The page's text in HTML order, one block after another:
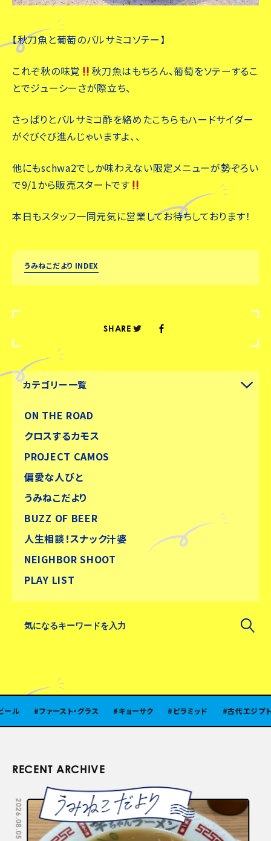
【秋刀魚と葡萄のバルサミコソテー】
これぞ秋の味覚
秋刀魚はもちろん、葡萄をソテーするこ
とでジューシーさが際立ち、
さっぱりとバルサミコ酢を絡めたこちらもハードサイダー
がぐびぐび進んじゃいますよ、、
他にもschwa2でしか味わえない限定メニューが勢ぞろい
で9/1から販売スタートです
本日もスタッフ一同元気に営業してお待ちしております！
うみねこだより INDEX
SHARE
カテゴリー一覧
ON THE ROAD
クロスするカモス
PROJECT CAMOS
偏愛な人びと
うみねこだより
BUZZ OF BEER
人生相談！スナック汁婆
NEIGHBOR SHOOT
PLAY LIST
ファースト・グラス キョーサク ピラミッド 古代エジプト
RECENT ARCHIVE
2026.08.05